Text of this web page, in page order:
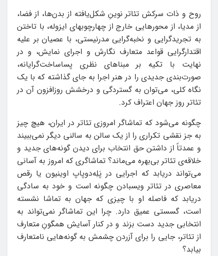
روح و ذات سرکش تئاتر نوینِ شکل‌یافته از بدن‌ها، از فضا،
از مدیا، از محورهایی خارج از چهارچوب­های ایزوله‌، با تاختن
به تجریدگرایی و نخبه‌گرایی مدرنیستی، با عصیان بر علیه
اقتدارگرایی قواعد متعارف نگارش و اجرای نمایش، و در
نهایت با تکیه بر مبناهای نظری پساساخت‌گرایانه،
صورت‌بندی جدیدی را در هنر اجرا به جای گذاشته که با یک
نگاه کلی، می‌توان به گستردگی و درخشش روزافزون آن در
تئاتر روز جهان اعتراف کرد.
چگونه می‌شود که تماشاگر امروزی تئاتر در ایران، هیچ چیز
به جز نقشی تکراری را از یک سالن به سالنی دیگر نمی‌ببیند
و عمدتاً از داشتن حق انتخاب برای دیدن گونه‌های جدید و
خلاقه‌ی تئاتر بی‌بهره می‌ماند؟ تماشاگری که امروز به آسانی
می‌تواند دریابد که اجرایی در پَلِه‌دوپاپ اوینیون یا رقص
معاصری در تئاتر ویسبادن چگونه است و خود به سادگی
دریابد که فاصله‌ او با چیزی که جهان به تماشا نشسته
است، گسستی عمیق دارد. چرا این تماشاگر نمی‌تواند به
انتخابی جدید دست بزند و در کنار آسایش همگونِ متعارف
از تئاتر، جایی را برای آزردن چشمش به گونه‌هایی نامتعارف
بیابد؟